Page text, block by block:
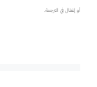
أو إغفال في الترجمة.